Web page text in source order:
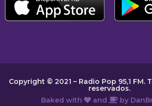
Copyright © 2021 – Radio Pop 95,1 FM.
reservados.
Baked with
and by